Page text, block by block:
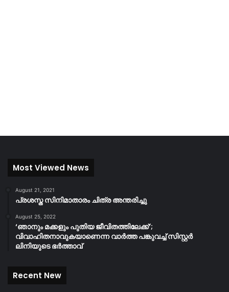
Most Viewed News
August 21, 2021
പ്രശസ്ത സിനിമാതാരം ചിത്ര അന്തരിച്ചു
August 25, 2022
‘ഞാനും മക്കളും പുതിയ ജീവിതത്തിലേക്ക്’;
വിവാഹിതനാവുകയാണെന്ന വാർത്ത പങ്കുവച്ച് സിസ്റ്റർ
ലിനിയുടെ ഭർത്താവ്
Recent New